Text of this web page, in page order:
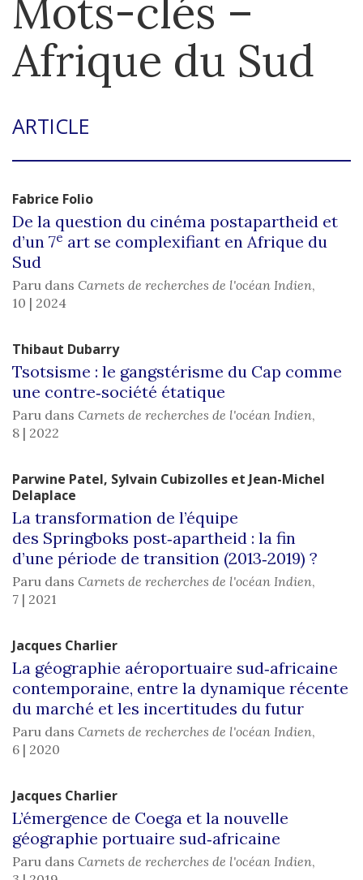
Mots-clés –
Afrique du Sud
ARTICLE
Fabrice Folio
De la question du cinéma postapartheid et
d’un 7e art se complexifiant en Afrique du
Sud
Paru dans Carnets de recherches de l'océan Indien,
10 | 2024
Thibaut Dubarry
Tsotsisme : le gangstérisme du Cap comme
une contre‑société étatique
Paru dans Carnets de recherches de l'océan Indien,
8 | 2022
Parwine Patel, Sylvain Cubizolles et Jean-Michel
Delaplace
La transformation de l’équipe
des Springboks post‑apartheid : la fin
d’une période de transition (2013‑2019) ?
Paru dans Carnets de recherches de l'océan Indien,
7 | 2021
Jacques Charlier
La géographie aéroportuaire sud‑africaine
contemporaine, entre la dynamique récente
du marché et les incertitudes du futur
Paru dans Carnets de recherches de l'océan Indien,
6 | 2020
Jacques Charlier
L’émergence de Coega et la nouvelle
géographie portuaire sud‑africaine
Paru dans Carnets de recherches de l'océan Indien,